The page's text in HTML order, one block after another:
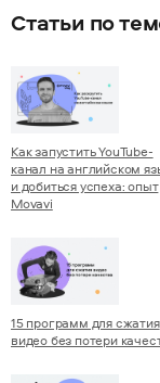
Статьи по
Как запустить YouTube-
канал на английском
и добиться успеха: опыт
Movavi
15 программ для сжатия
видео без потери